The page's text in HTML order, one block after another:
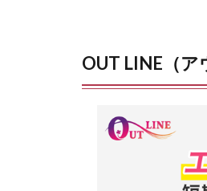
OUT LINE（